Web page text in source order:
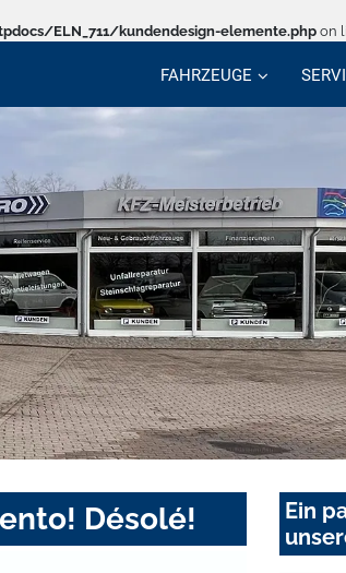
ELN_711/kundendesign-elemente.php on
FAHRZEUGE
Désolé!
Ein